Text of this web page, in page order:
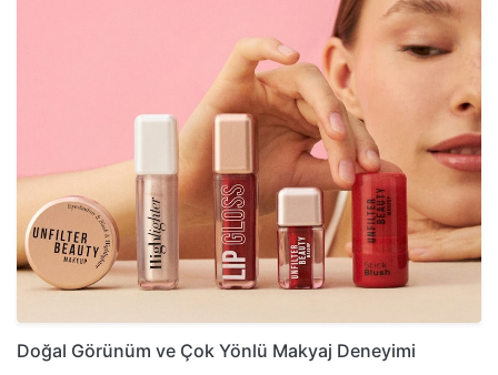
Doğal Görünüm ve Çok Yönlü Makyaj Deneyimi